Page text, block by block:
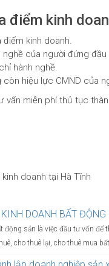
điểm kinh
kinh doanh.
của người đứng
hành nghề.
hiệu lực CMND của
vấn miễn phí thủ tục
doanh tại Hà Tĩnh
DOANH BẤT ĐỘNG
động sản là việc đầu tư vốn để
cho thuê lại, cho thuê mua